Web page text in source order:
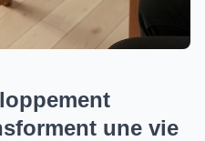
une vie